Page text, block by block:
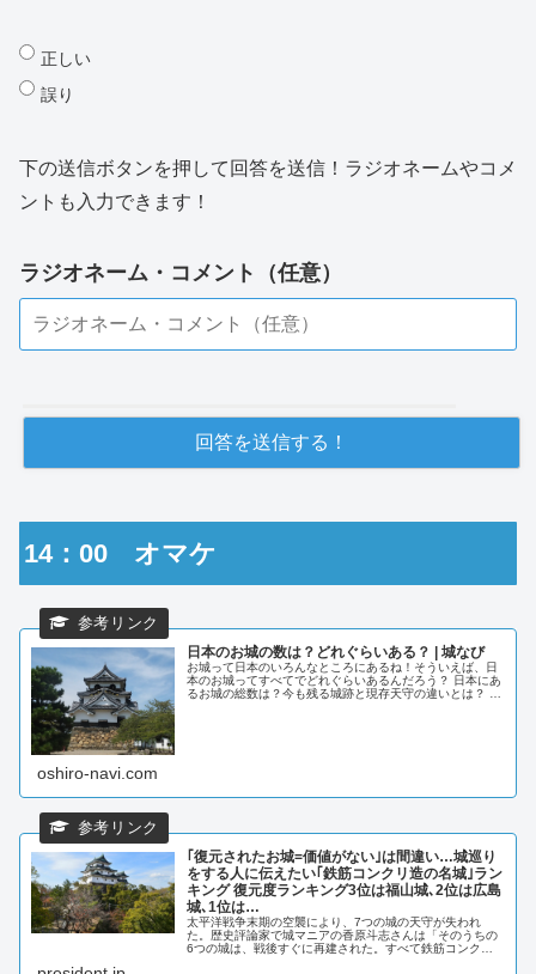
正しい
誤り
下の送信ボタンを押して回答を送信！ラジオネームやコメ
ントも入力できます！
ラジオネーム・コメント（任意）
14：00 オマケ
日本のお城の数は？どれぐらいある？ | 城なび
お城って日本のいろんなところにあるね！そういえば、日
本のお城ってすべてでどれぐらいあるんだろう？ 日本にあ
るお城の総数は？今も残る城跡と現存天守の違いとは？ ま
oshiro-navi.com
｢復元されたお城=価値がない｣は間違い…城巡り
をする人に伝えたい｢鉄筋コンクリ造の名城｣ラン
キング 復元度ランキング3位は福山城､2位は広島
城､1位は…
太平洋戦争末期の空襲により、7つの城の天守が失われ
た。歴史評論家で城マニアの香原斗志さんは「そのうちの
6つの城は、戦後すぐに再建された。すべて鉄筋コンクリ